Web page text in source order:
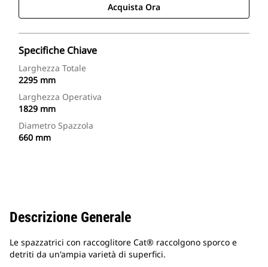
Acquista Ora
Specifiche Chiave
Larghezza Totale
2295 mm
Larghezza Operativa
1829 mm
Diametro Spazzola
660 mm
Descrizione Generale
Le spazzatrici con raccoglitore Cat® raccolgono sporco e
detriti da un'ampia varietà di superfici.